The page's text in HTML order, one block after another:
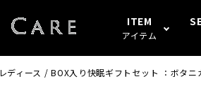
ITEM
アイテム
レディース / BOX入り快眠ギフトセット ：ボタ